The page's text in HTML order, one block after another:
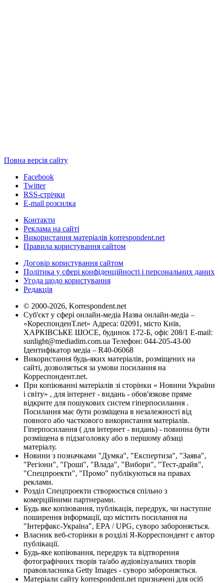
Повна версія сайту
Facebook
Twitter
RSS-стрічки
E-mail розсилка
Контакти
Реклама на сайті
Використання матеріалів korrespondent.net
Правила користування сайтом
Договір користування сайтом
Політика у сфері конфіденційності і персональних даних
Угода щодо користування
Редакція
© 2000-2026, Korrespondent.net
Суб'єкт у сфері онлайн-медіа Назва онлайн-медіа –
«КореспонденТ.net» Адреса: 02091, місто Київ,
ХАРКІВСЬКЕ ШОСЕ, будинок 172-Б, офіс 208/1 E-mail:
sunlight@mediadim.com.ua Телефон: 044-205-43-00
Ідентифікатор медіа – R40-06068
Використання будь-яких матеріалів, розміщених на
сайті, дозволяється за умови посилання на
Корреспондент.net.
При копіюванні матеріалів зі сторінки « Новини України
і світу» , для інтернет - видань - обов'язкове пряме
відкрите для пошукових систем гіперпосилання .
Посилання має бути розміщена в незалежності від
повного або часткового використання матеріалів.
Гіперпосилання ( для інтернет - видань) - повинна бути
розміщена в підзаголовку або в першому абзаці
матеріалу.
Новини з позначками "Думка", "Експертиза", "Заява",
"Регіони", "Гроші", "Влада", "Вибори", "Тест-драйв",
"Спецпроекти", "Промо" публікуються на правах
реклами.
Розділ Спецпроекти створюється спільно з
комерційними партнерами.
Будь яке копіювання, публікація, передрук, чи наступне
поширення інформації, що містить посилання на
"Інтерфакс-Україна", EPA / UPG, суворо забороняється.
Власник веб-сторінки в розділі Я-Корреспондент є автор
публікації.
Будь-яке копіювання, передрук та відтворення
фотографічних творів та/або аудіовізуальних творів
правовласника Getty Images - суворо забороняється.
Матеріали сайту korrespondent.net призначені для осіб